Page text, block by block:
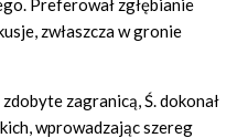
Preferował zgłębianie
zwłaszcza w gronie
zagranicą, Ś. dokonał
wprowadzając szereg